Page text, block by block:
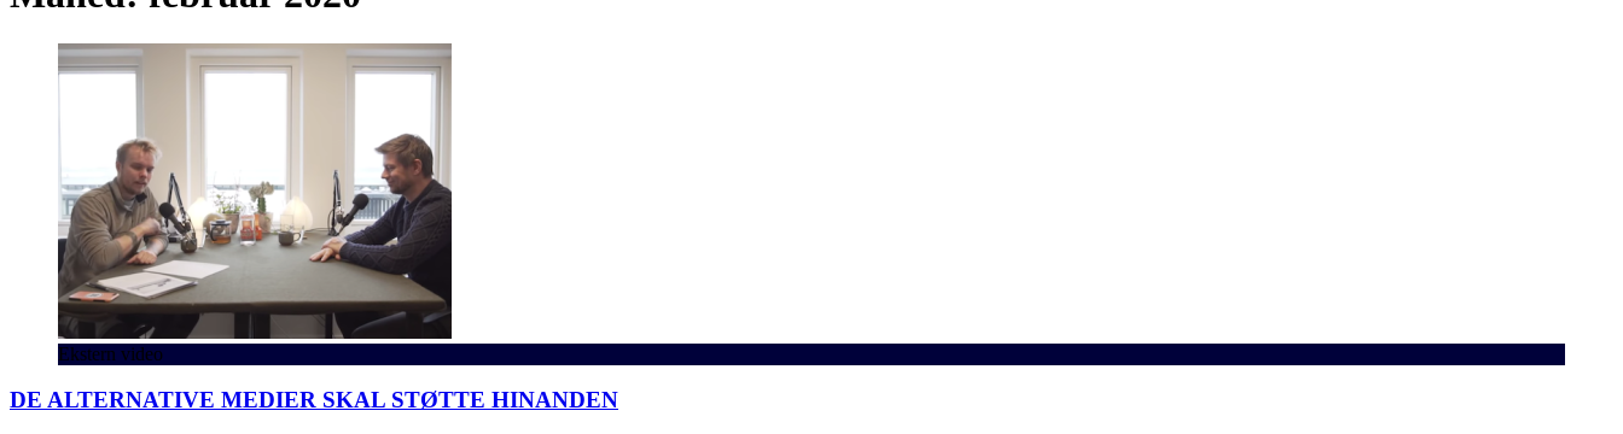
Ekstern video
DE ALTERNATIVE MEDIER SKAL STØTTE HINANDEN